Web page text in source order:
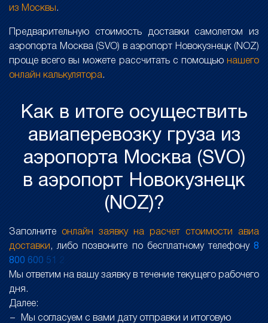
из Москвы .
Предварительную стоимость доставки самолетом из
аэропорта Москва (SVO) в аэропорт Новокузнецк (NOZ)
проще всего вы можете рассчитать с помощью нашего
онлайн калькулятора.
Как в итоге осуществить
авиаперевозку груза из
аэропорта Москва (SVO)
в аэропорт Новокузнецк
(NOZ)?
Заполните онлайн заявку на расчет стоимости авиа
доставки , либо позвоните по бесплатному телефону 8
800 600 5 1
2
Мы ответим на вашу заявку в течение текущего рабочего
дня.
Далее:
Мы согласуем с вами дату отправки и итоговую